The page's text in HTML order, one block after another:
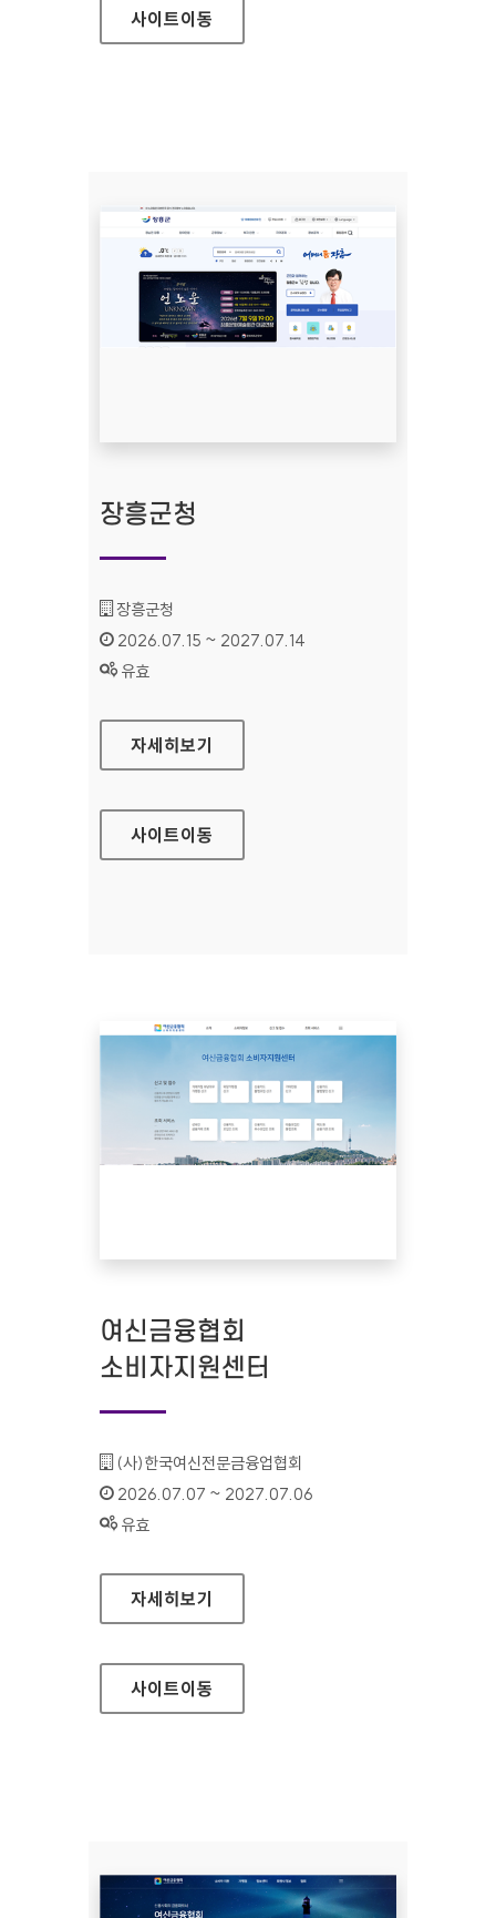
사이트이동
장흥군청
기관명 :
장흥군청
인증기간 :
2026.07.15 ~ 2027.07.14
상태 :
유효
장흥군청
자세히보기
사이트이동
여신금융협회
소비자지원센터
기관명 :
(사)한국여신전문금융업협회
인증기간 :
2026.07.07 ~ 2027.07.06
상태 :
유효
여신금융협회 소비자지원센터
자세히보기
사이트이동